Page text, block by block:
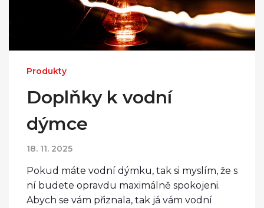
Produkty
Doplňky k vodní
dýmce
18. 11. 2025
Pokud máte vodní dýmku, tak si myslím, že s
ní budete opravdu maximálně spokojeni.
Abych se vám přiznala, tak já vám vodní